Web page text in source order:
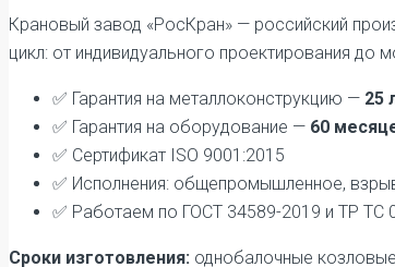
Крановый завод «РосКран» — российский
цикл: от индивидуального проектирования до
✅ Гарантия на металлоконструкцию — 25
✅ Гарантия на оборудование — 60
✅ Сертификат ISO 9001:2015
✅ Исполнения: общепромышленное,
✅ Работаем по ГОСТ 34589-2019 и ТР ТС
Сроки изготовления: однобалочные